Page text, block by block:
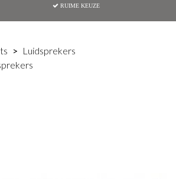
RUIME KEUZE
Luidsprekers